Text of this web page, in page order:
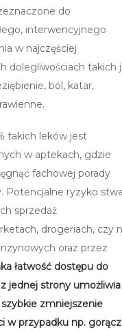
do
interwencyjnego
w najczęściej
dolegliwościach takich
ból, katar,
takich leków jest
w aptekach, gdzie
fachowej porady
Potencjalne ryzyko
sprzedaż
drogeriach, czy
oraz przez
łatwość dostępu do
z jednej strony umożliwia
zmniejszenie
w przypadku np.